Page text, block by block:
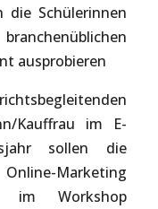
Schülerinnen
ausprobieren
Kauffrau im E-
sollen die
Marketing
im Workshop